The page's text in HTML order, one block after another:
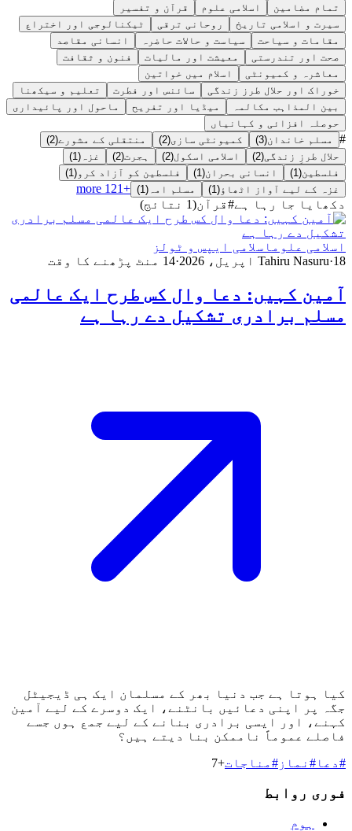
تمام مضامین اسلامی علوم
قرآن و تفسیر
سیرت و اسلامی تاریخ
روحانی ترقی
ٹیکنالوجی اور اختراع
مقامات و سیاحت
سیاست و حالات حاضرہ
انسانی مقاصد
صحت اور تندرستی
معیشت اور مالیات
فنون و ثقافت
معاشرہ و کمیونٹی
اسلام میں خواتین
خوراک اور حلال طرز زندگی
سائنس اور فطرت
تعلیم و سیکھنا
بین المذاہب مکالمہ
میڈیا اور تفریح
ماحول اور پائیداری
حوصلہ افزائی و کہانیاں
# مسلم خاندان(
3
) کمیونٹی سازی(
2
) منتقلی کے مشورے(
2
)
حلال طرزِ زندگی(
2
) اسلامی اسکول(
2
) ہجرت(
2
) غزہ (
1
)
فلسطین(
1
) انسانی بحران(
1
) فلسطین کو آزاد کرو (
1
)
غزہ کے لیے آواز اٹھاؤ (
1
) مسلم امہ (
1
)
+
121
دکھایا جا رہا ہے#قرآن(
1 نتائج)
اسلامی علوم اسلامی ایپس و ٹولز
Tahiru Nasuru·18 اپریل، 2026 ·
14 منٹ پڑھنے کا وقت
آمین کہیں: دعا وال کس طرح ایک عالمی
مسلم برادری تشکیل دے رہا ہے
کیا ہوتا ہے جب دنیا بھر کے مسلمان ایک ہی ڈیجیٹل
جگہ پر اپنی دعائیں بانٹنے، ایک دوسرے کے لیے آمین
کہنے، اور ایسی برادری بنانے کے لیے جمع ہوں جسے
فاصلے عموماً ناممکن بنا دیتے ہیں؟
#دعا # نماز #مناجات+
7
فوری روابط
ہوم